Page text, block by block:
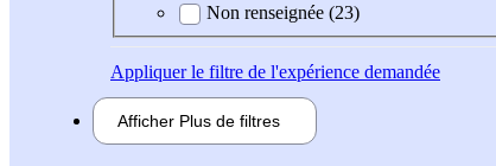
Non renseignée (23)
Appliquerle filtre de l'expérience demandée
Afficher Plus de filtres